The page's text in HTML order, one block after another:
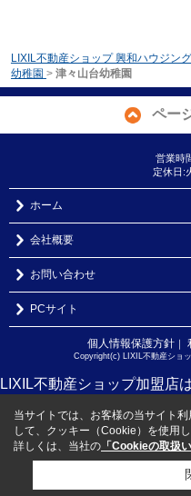
LIXIL不動産ショップ 興和ハウジング
幼稚園 > 津々山台幼稚園
ペー
営業時
定休日:
ホーム
会社概要
お問い合わせ
PCサイト
個人情報保護方針｜
Copyright(c) LIXIL不動産ショ
LIXIL不動産ショップ加盟店
当サイトでは、お客様の当サイト
して、クッキー（Cookie）を使用し
詳しくは、当社の 「Cookieの取扱